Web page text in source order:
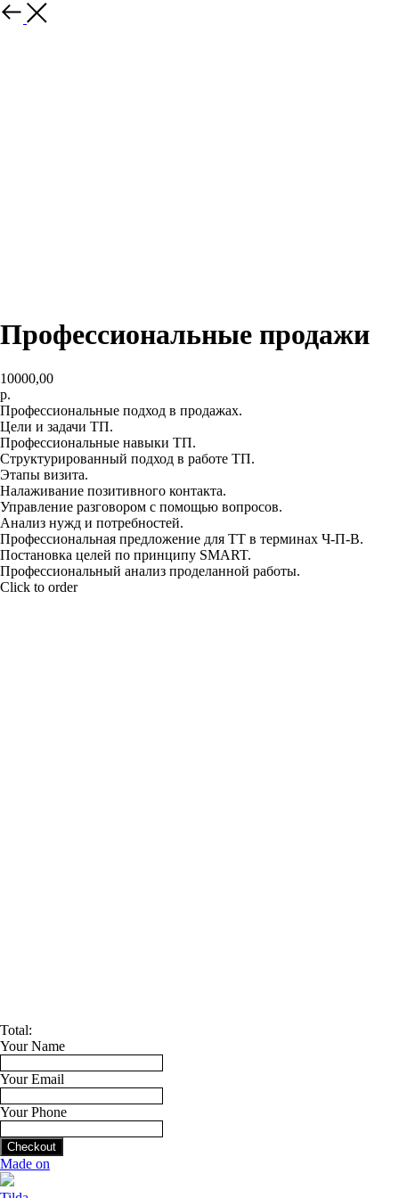
Профессиональные продажи
10000,00
р.
Профессиональные подход в продажах.
Цели и задачи ТП.
Профессиональные навыки ТП.
Структурированный подход в работе ТП.
Этапы визита.
Налаживание позитивного контакта.
Управление разговором с помощью вопросов.
Анализ нужд и потребностей.
Профессиональная предложение для ТТ в терминах Ч-П-В.
Постановка целей по принципу SMART.
Профессиональный анализ проделанной работы.
Click to order
Total:
Your Name
Your Email
Your Phone
Checkout
Made on